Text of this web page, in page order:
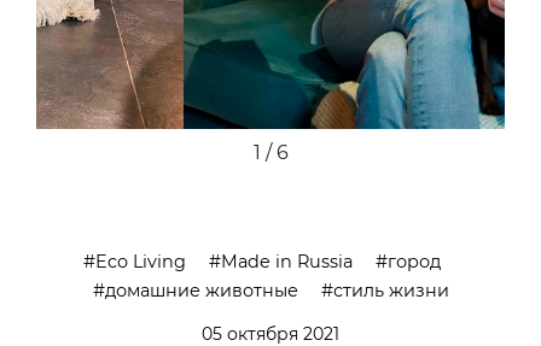
2 / 6
Eco Living Made in Russia
город
домашние животные
стиль жизни
05 октября 2021